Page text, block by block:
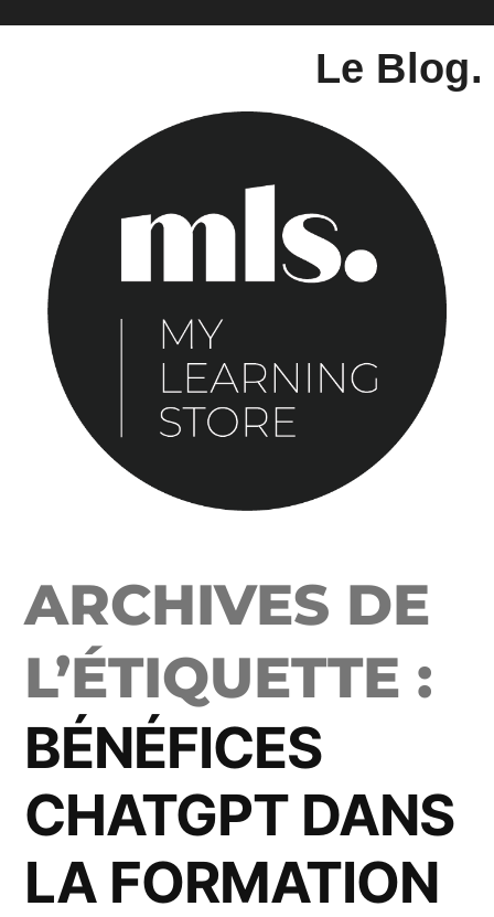
Le Blog.
ARCHIVES DE
L’ÉTIQUETTE :
BÉNÉFICES
CHATGPT DANS
LA FORMATION